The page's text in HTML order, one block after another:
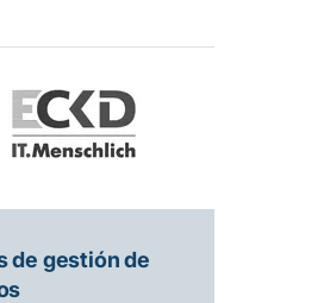
de gestión de